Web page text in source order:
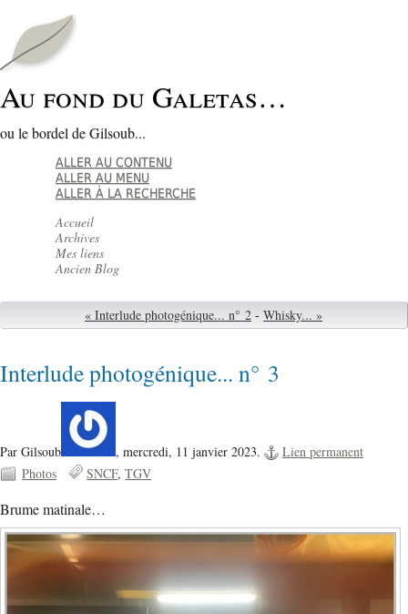
Au fond du Galetas…
ou le bordel de Gilsoub...
ALLER AU CONTENU
ALLER AU MENU
ALLER À LA RECHERCHE
Accueil
Archives
Mes liens
Ancien Blog
« Interlude photogénique... n° 2 - Whisky... »
Interlude photogénique... n° 3
Par Gilsoub , mercredi, 11 janvier 2023.
Lien permanent
Photos
SNCF TGV
Brume matinale…